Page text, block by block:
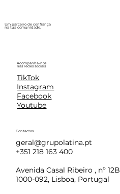
Um parceiro de confiança
na tua comunidade.
Acompanha-nos
nas redes sociais
TikTok
Instagram
Facebook
Youtube
Contactos
geral@grupolatina.pt
+351 218 163 400
Avenida Casal Ribeiro , nº 12B
1000-092, Lisboa, Portugal